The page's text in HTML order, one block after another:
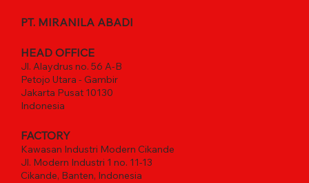
PT. MIRANILA ABADI
HEAD OFFICE
Jl. Alaydrus no. 56 A-B
Petojo Utara - Gambir
Jakarta Pusat 10130
Indonesia
FACTORY
Kawasan Industri Modern Cikande
Jl. Modern Industri 1 no. 11-13
Cikande, Banten, Indonesia